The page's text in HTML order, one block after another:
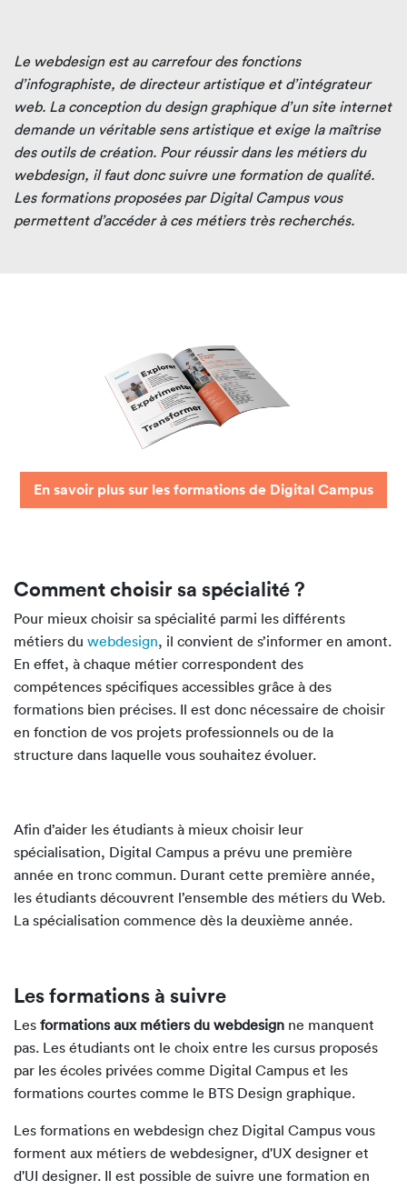
Le webdesign est au carrefour des fonctions
d’infographiste, de directeur artistique et d’intégrateur
web. La conception du design graphique d’un site internet
demande un véritable sens artistique et exige la maîtrise
des outils de création. Pour réussir dans les métiers du
webdesign, il faut donc suivre une formation de qualité.
Les formations proposées par Digital Campus vous
permettent d’accéder à ces métiers très recherchés.
En savoir plus sur les formations de Digital Campus
Comment choisir sa spécialité ?
Pour mieux choisir sa spécialité parmi les différents
métiers du webdesign, il convient de s’informer en amont.
En effet, à chaque métier correspondent des
compétences spécifiques accessibles grâce à des
formations bien précises. Il est donc nécessaire de choisir
en fonction de vos projets professionnels ou de la
structure dans laquelle vous souhaitez évoluer.
Afin d’aider les étudiants à mieux choisir leur
spécialisation, Digital Campus a prévu une première
année en tronc commun. Durant cette première année,
les étudiants découvrent l’ensemble des métiers du Web.
La spécialisation commence dès la deuxième année.
Les formations à suivre
Les formations aux métiers du webdesign ne manquent
pas. Les étudiants ont le choix entre les cursus proposés
par les écoles privées comme Digital Campus et les
formations courtes comme le BTS Design graphique.
Les formations en webdesign chez Digital Campus vous
forment aux métiers de webdesigner, d'UX designer et
d'UI designer. Il est possible de suivre une formation en